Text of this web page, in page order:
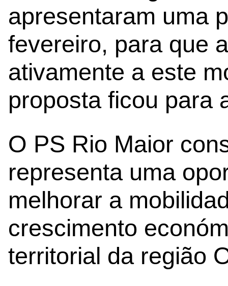
apresentaram uma
fevereiro, para que
ativamente a este
proposta ficou para
O PS Rio Maior
representa uma
melhorar a
crescimento
territorial da região